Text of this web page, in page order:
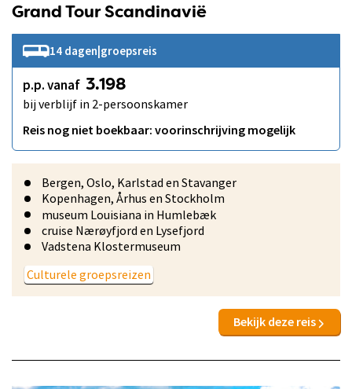
Grand Tour Scandinavië
14 dagen|groepsreis
p.p. vanaf 3.198
bij verblijf in 2-persoonskamer
Reis nog niet boekbaar: voorinschrijving mogelijk
Bergen, Oslo, Karlstad en Stavanger
Kopenhagen, Århus en Stockholm
museum Louisiana in Humlebæk
cruise Nærøyfjord en Lysefjord
Vadstena Klostermuseum
Culturele groepsreizen
Bekijk deze reis